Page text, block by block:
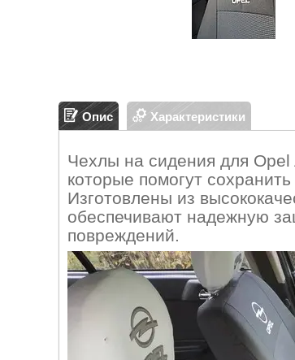
Опис Характеристики
Чехлы на сидения для Opel
которые помогут
Изготовлены из
обеспечивают надежную
повреждений.